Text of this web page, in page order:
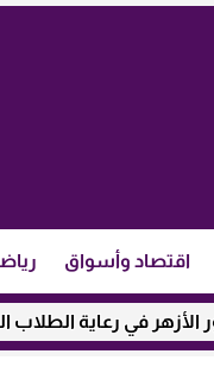
اقتصاد وأسواق
الطلاب الوافدين